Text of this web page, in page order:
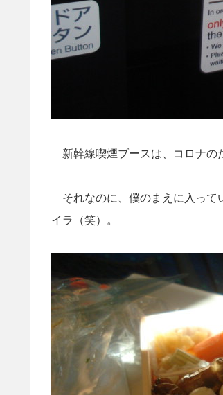
新幹線喫煙ブースは、コロナの
それなのに、僕のまえに入って
イラ（笑）。